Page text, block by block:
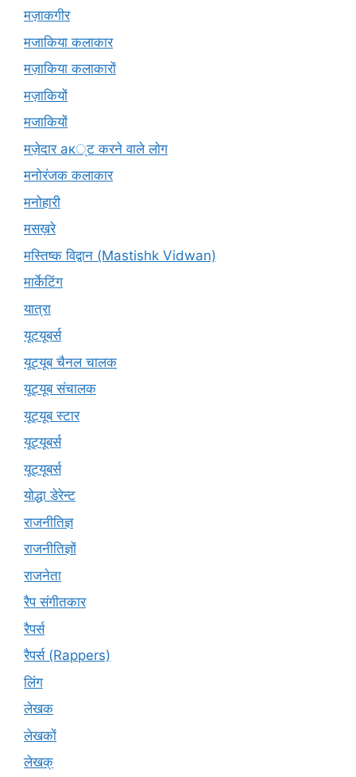
मज़ाकगीर
मजाकिया कलाकार
मज़ाकिया कलाकारों
मज़ाकियों
मजाकियों
मज़ेदार ак्ट करने वाले लोग
मनोरंजक कलाकार
मनोहारी
मसख़रे
मस्तिष्क विद्वान (Mastishk Vidwan)
मार्केटिंग
यात्रा
यूटयूबर्स
यूट्यूब चैनल चालक
यूट्यूब संचालक
यूट्यूब स्टार
यूट्‍यूबर्स
यूट्यूबर्स
योद्धा डेरेन्ट
राजनीतिज्ञ
राजनीतिज्ञों
राजनेता
रैप संगीतकार
रैपर्स
रैपर्स (Rappers)
लिंग
लेखक
लेखकों
लेखक्